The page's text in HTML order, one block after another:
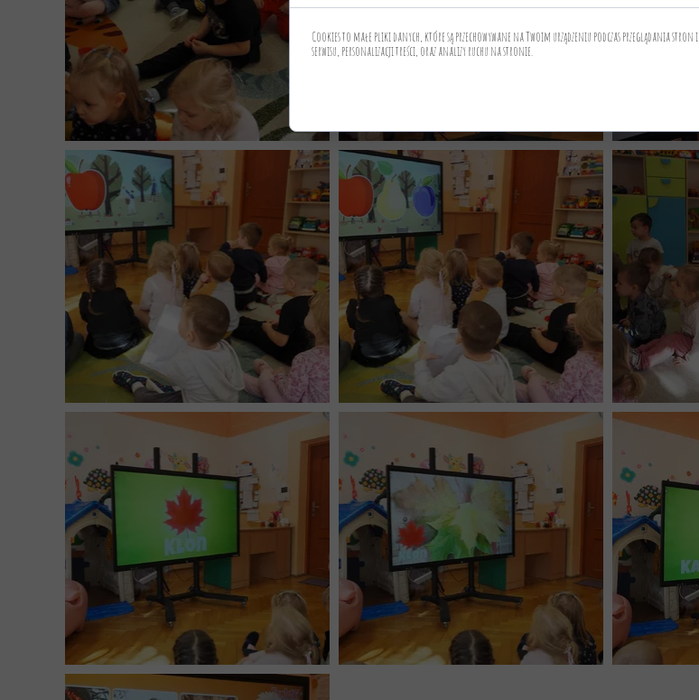
Cookies to małe pliki danych, które są przechowywane na Twoim urządzeniu podczas przeglądania
serwisu, personalizacji treści, oraz analizy ruchu na stronie.